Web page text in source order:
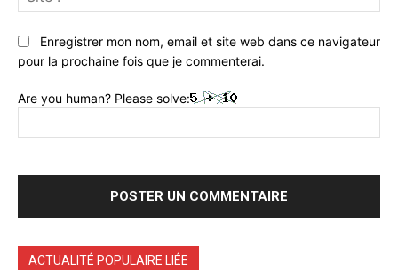
:
Enregistrer mon nom, email et site web dans ce navigateur
pour la prochaine fois que je commenterai.
Are you human? Please solve:
ACTUALITÉ POPULAIRE LIÉE